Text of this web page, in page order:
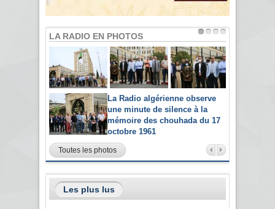
LA RADIO EN PHOTOS
La Radio algérienne observe
une minute de silence à la
mémoire des chouhada du 17
octobre 1961
Toutes les photos
Les plus lus